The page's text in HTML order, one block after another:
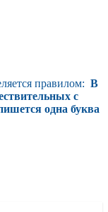
правилом: В
с
одна буква